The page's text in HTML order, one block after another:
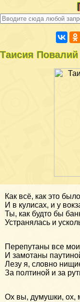
Таисия
Как всё, как это
И в кулисах, и у
Ты, как будто бы
Устранялась и
Перепутаны все
И замотаны
Лезу я, словно
За полтиной и за
Ох вы, думушки, ох,